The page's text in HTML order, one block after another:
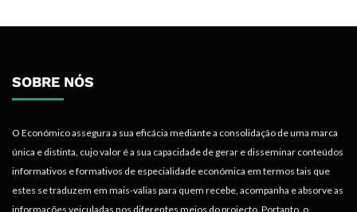
SOBRE NÓS
O Económico assegura a sua eficácia mediante a consolidação de uma marca
única e distinta, cujo valor é a sua capacidade de gerar e disseminar conteúdos
informativos e formativos de especialidade económica em termos tais que
estes se traduzem em mais-valias para quem recebe, acompanha e absorve as
informações veiculadas nos diferentes meios do projecto. Portanto, o